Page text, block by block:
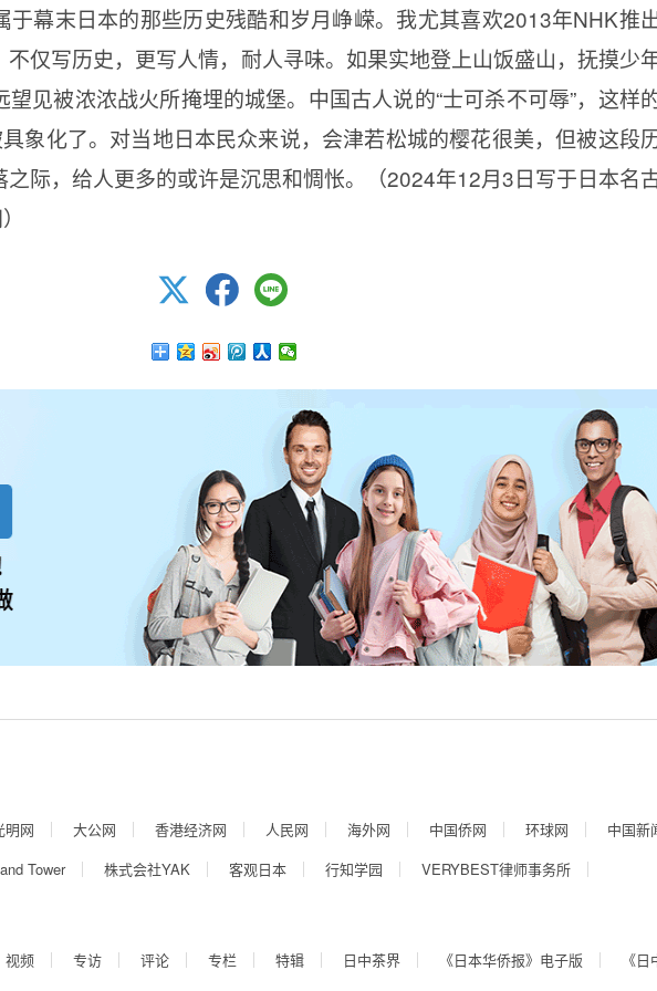
于幕末日本的那些历史残酷和岁月峥嵘。我尤其喜欢2013年NHK推
仅写历史，更写人情，耐人寻味。如果实地登上山饭盛山，抚摸少
见被浓浓战火所掩埋的城堡。中国古人说的“士可杀不可辱”，这样
具象化了。对当地日本民众来说，会津若松城的樱花很美，但被这段
之际，给人更多的或许是沉思和惆怅。（2024年12月3日写于日本名
明网 大公网 香港经济网 人民网 海外网 中国侨网 环球网 中国新
Tower 株式会社YAK 客观日本 行知学园 VERYBEST律师事务所
视频 专访 评论 专栏 特辑 日中茶界 《日本华侨报》电子版 《